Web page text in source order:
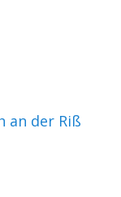
an der Riß